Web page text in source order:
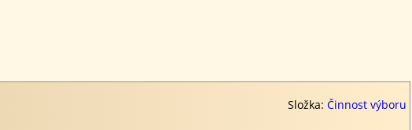
Složka: Činnost výboru